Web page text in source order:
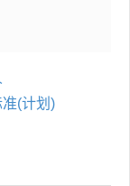
(计划)